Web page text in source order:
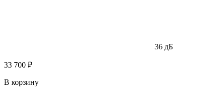
36 дБ
33 700 ₽
В корзину